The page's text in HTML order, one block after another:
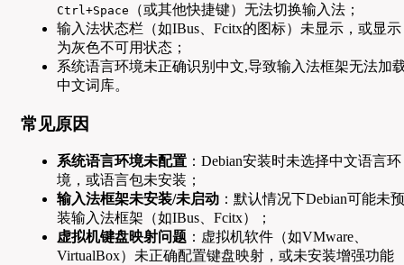
Ctrl+Space
（或其他快捷键）无法切换输入法；
输入法状态栏（如IBus、Fcitx的图标）未显示，或显示
为灰色不可用状态；
系统语言环境未正确识别中文,导致输入法框架无法加
中文词库。
常见原因
系统语言环境未配置 ：Debian安装时未选择中文语言环
境，或语言包未安装；
输入法框架未安装/未启动 ：默认情况下Debian可能未预
装输入法框架（如IBus、Fcitx）；
虚拟机键盘映射问题 ：虚拟机软件（如VMware、
VirtualBox）未正确配置键盘映射，或未安装增强功能